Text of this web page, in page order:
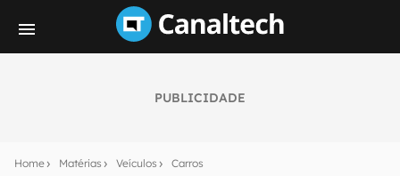
PUBLICIDADE
Home Matérias Veículos Carros
notícias e reviews sobre tecnologia em primeira